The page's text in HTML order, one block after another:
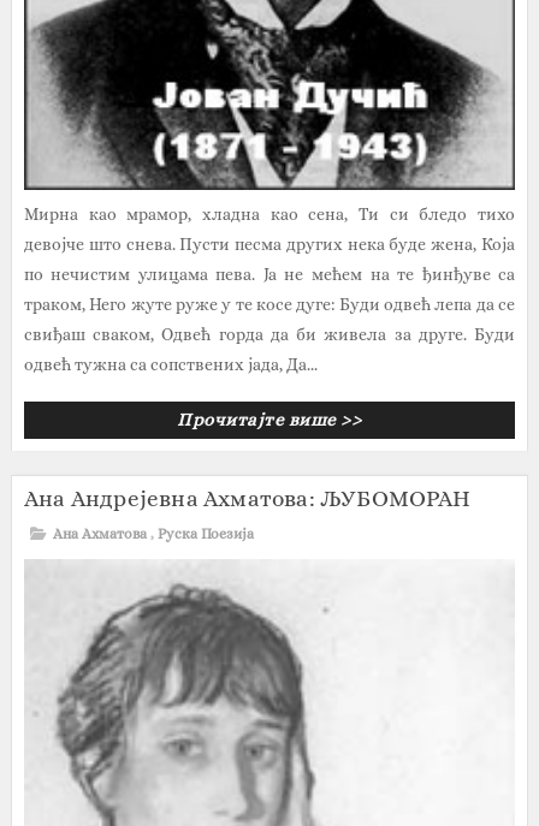
Мирна као мрамор, хладна као сена, Ти си бледо тихо
девојче што снева. Пусти песма других нека буде жена, Која
по нечистим улицама пева. Ја не мећем на те ђинђуве са
траком, Него жуте руже у те косе дуге: Буди одвећ лепа да се
свиђаш сваком, Одвећ горда да би живела за друге. Буди
одвећ тужна са сопствених јада, Да...
Прочитајте више >>
Ана Андрејевна Ахматова: ЉУБОМОРАН
Ана Ахматова , Руска Поезија